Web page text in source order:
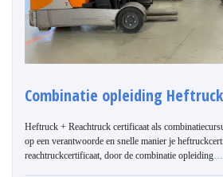
Combinatie opleiding
Heftruck + Reachtruck certificaat als
op een verantwoorde en snelle manier je
reachtruckcertificaat, door de combinatie opleiding…